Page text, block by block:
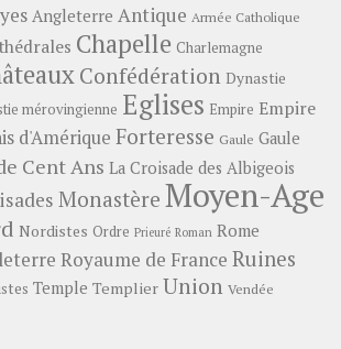
Angleterre Antique Armée Catholique
Chapelle Charlemagne
Confédération Dynastie
mérovingienne Eglises Empire Empire
d'Amérique Forteresse Gaule Gaule
Cent Ans La Croisade des Albigeois
Monastère Moyen-Age
Nordistes Ordre Prieuré Roman Rome
Royaume de France Ruines
Temple Templier Union Vendée